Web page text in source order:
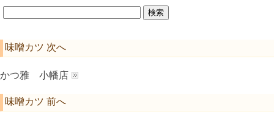
味噌カツ 次へ
かつ雅 小幡店
味噌カツ 前へ